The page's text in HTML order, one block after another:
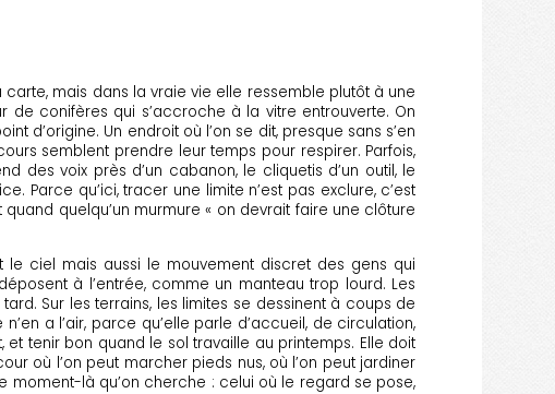
carte, mais dans la vraie vie elle ressemble plutôt à une
de conifères qui s’accroche à la vitre entrouverte. On
d’origine. Un endroit où l’on se dit, presque sans s’en
semblent prendre leur temps pour respirer. Parfois,
des voix près d’un cabanon, le cliquetis d’un outil, le
Parce qu’ici, tracer une limite n’est pas exclure, c’est
quand quelqu’un murmure « on devrait faire une clôture
ciel mais aussi le mouvement discret des gens qui
à l’entrée, comme un manteau trop lourd. Les
Sur les terrains, les limites se dessinent à coups de
a l’air, parce qu’elle parle d’accueil, de circulation,
et tenir bon quand le sol travaille au printemps. Elle doit
où l’on peut marcher pieds nus, où l’on peut jardiner
moment-là qu’on cherche : celui où le regard se pose,